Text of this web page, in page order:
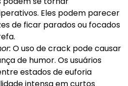
Eles podem parecer
de ficar parados ou focados
O uso de crack pode causar
de humor. Os usuários
estados de euforia